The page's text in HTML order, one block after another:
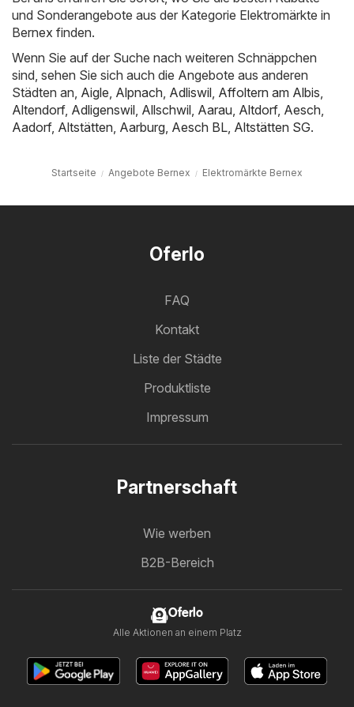
und Sonderangebote aus der Kategorie Elektromärkte in
Bernex finden.
Wenn Sie auf der Suche nach weiteren Schnäppchen
sind, sehen Sie sich auch die Angebote aus anderen
Städten an, Aigle, Alpnach, Adliswil, Affoltern am Albis,
Altendorf, Adligenswil, Allschwil, Aarau, Altdorf, Aesch,
Aadorf, Altstätten, Aarburg, Aesch BL, Altstätten SG.
Startseite Angebote Bernex Elektromärkte Bernex
Oferlo
FAQ
Kontakt
Liste der Städte
Produktliste
Impressum
Partnerschaft
Wie werben
B2B-Bereich
Oferlo
Alle Aktionen an einem Platz